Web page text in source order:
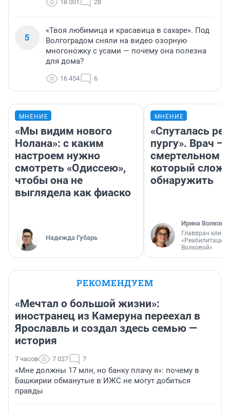
18 001 28
5
«Твоя любимица и красавица в сахаре». Под
Волгоградом сняли на видео озорную
многоножку с усами — почему она полезна
для дома?
16 454 6
МНЕНИЕ
«Мы видим нового
Нолана»: с каким
настроем нужно
смотреть «Одиссею»,
чтобы она не
выглядела как фиаско
Надежда Губарь
МНЕНИЕ
«Спуталась
пургу». Врач —
смертельном
который
обнаружить
Ирина Волкова
Главврач
«Реабилитация
Волковой»
РЕКОМЕНДУЕМ
«Мечтал о большой жизни»:
иностранец из Камеруна переехал в
Ярославль и создал здесь семью —
история
7 часов 7 027 7
«Мне должны 17 млн, но банку плачу я»: почему в
Башкирии обманутые в ИЖС не могут добиться
правды